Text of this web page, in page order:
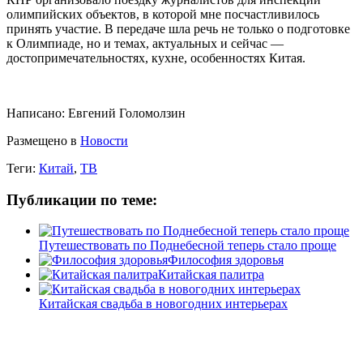
олимпийских объектов, в которой мне посчастливилось
принять участие. В передаче шла речь не только о подготовке
к Олимпиаде, но и темах, актуальных и сейчас —
достопримечательностях, кухне, особенностях Китая.
Написано: Евгений Голомолзин
Размещено в Новости
Теги: Китай, ТВ
Публикации по теме:
Путешествовать по Поднебесной теперь стало проще
Философия здоровья
Китайская палитра
Китайская свадьба в новогодних интерьерах